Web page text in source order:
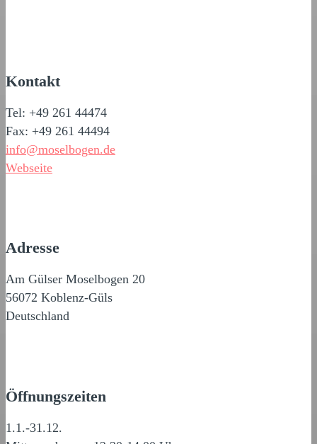
Kontakt
Tel: +49 261 44474
Fax: +49 261 44494
info@moselbogen.de
Webseite
Adresse
Am Gülser Moselbogen 20
56072 Koblenz-Güls
Deutschland
Öffnungszeiten
1.1.-31.12.